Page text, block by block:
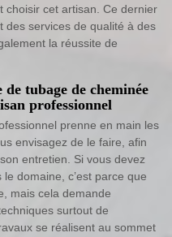
choisir cet artisan. Ce dernier
des services de qualité à des
la réussite de
tubage de cheminée
professionnel
prenne en main les
envisagez de le faire, afin
entretien. Si vous devez
domaine, c’est parce que
mais cela demande
surtout de
se réalisent au sommet